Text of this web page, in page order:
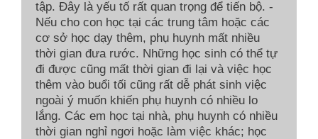
tập. Đây là yếu tố rất quan trọng để tiến bộ. -
Nếu cho con học tại các trung tâm hoặc các
cơ sở học dạy thêm, phụ huynh mất nhiều
thời gian đưa rước. Những học sinh có thể tự
đi được cũng mất thời gian đi lại và việc học
thêm vào buổi tối cũng rất dễ phát sinh việc
ngoài ý muốn khiến phụ huynh có nhiều lo
lắng. Các em học tại nhà, phụ huynh có nhiều
thời gian nghỉ ngơi hoặc làm việc khác; học